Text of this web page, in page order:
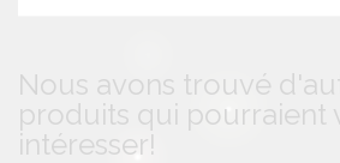
Nous avons trouvé
produits qui pourraient
intéresser!